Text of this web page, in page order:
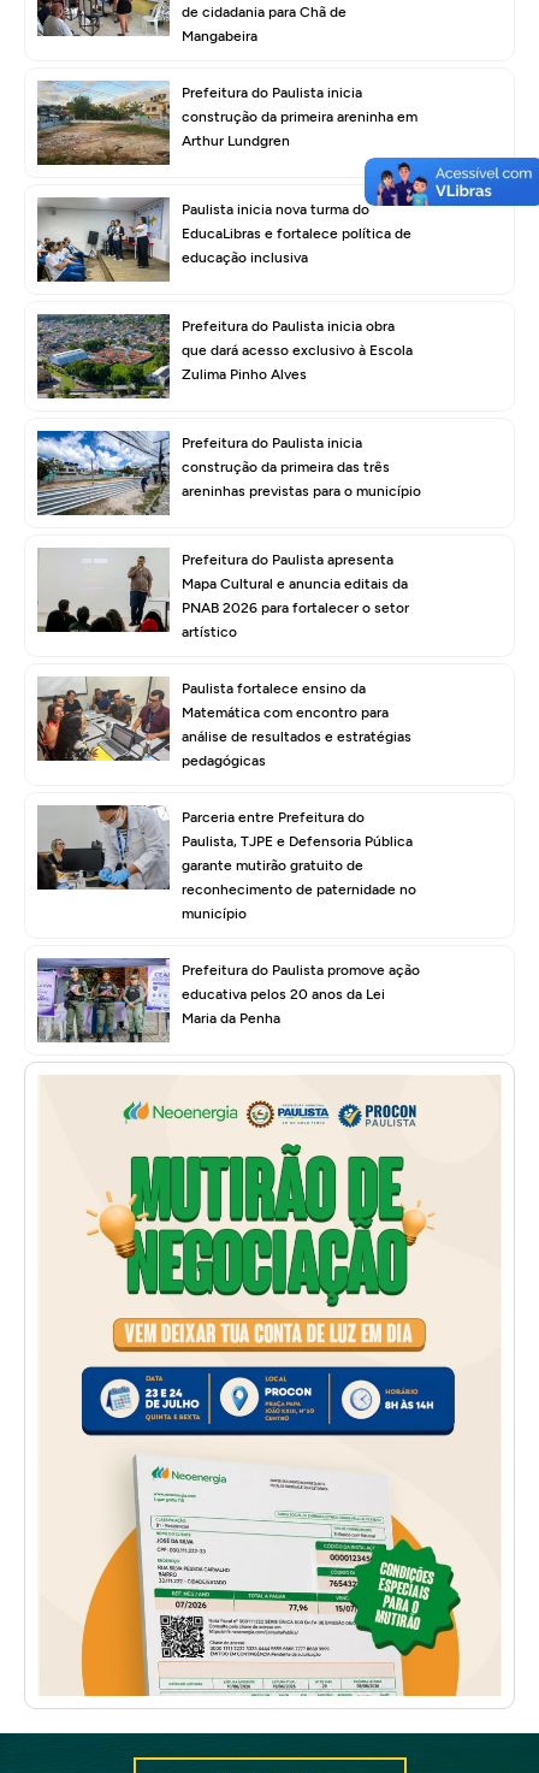
de cidadania para Chã de
Mangabeira
Prefeitura do Paulista inicia
construção da primeira areninha em
Arthur Lundgren
Paulista inicia nova turma do
EducaLibras e fortalece política de
educação inclusiva
Prefeitura do Paulista inicia obra
que dará acesso exclusivo à Escola
Zulima Pinho Alves
Prefeitura do Paulista inicia
construção da primeira das três
areninhas previstas para o município
Prefeitura do Paulista apresenta
Mapa Cultural e anuncia editais da
PNAB 2026 para fortalecer o setor
artístico
Paulista fortalece ensino da
Matemática com encontro para
análise de resultados e estratégias
pedagógicas
Parceria entre Prefeitura do
Paulista, TJPE e Defensoria Pública
garante mutirão gratuito de
reconhecimento de paternidade no
município
Prefeitura do Paulista promove ação
educativa pelos 20 anos da Lei
Maria da Penha